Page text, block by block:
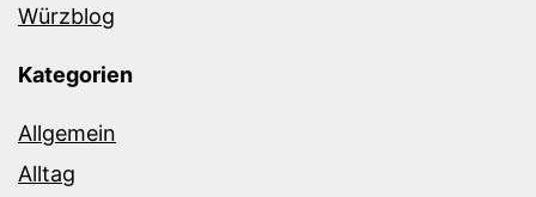
Würzblog
Kategorien
Allgemein
Alltag